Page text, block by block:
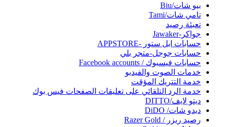
بيو شات/Biu
تامي شات/Tami
تعبئة رصيد
جواكر-Jawaker
حسابات ابل ستور -APPSTORE
حسابات جوجل-متجر بلي
حسابات فيسبوك / Facebook accounts
خدمات الصوت والفيديو
خدمة التتريك المؤقت
خدمة الرد التلقائي على تعليقات الصفحات فيس بوك
ديتو لايف/DITTO
ديدو شات/ DiDO
رصيد ريزر / Razer Gold